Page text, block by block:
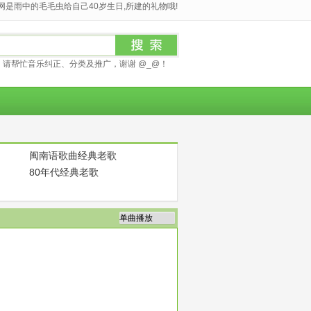
是雨中的毛毛虫给自己40岁生日,所建的礼物哦!
帮忙音乐纠正、分类及推广，谢谢 @_@！
闽南语歌曲经典老歌
80年代经典老歌